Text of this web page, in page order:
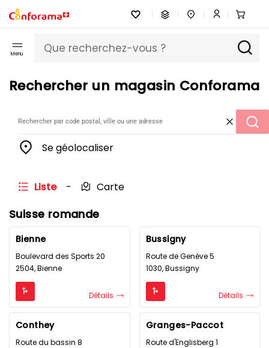
Menu
Rechercher un magasin Conforama
Se géolocaliser
Liste - Carte
Suisse romande
Bienne
Boulevard des Sports 20
2504, Bienne
Détails
Bussigny
Route de Genève 5
1030, Bussigny
Détails
Conthey
Route du bassin 8
Granges-Paccot
Route d'Englisberg 1